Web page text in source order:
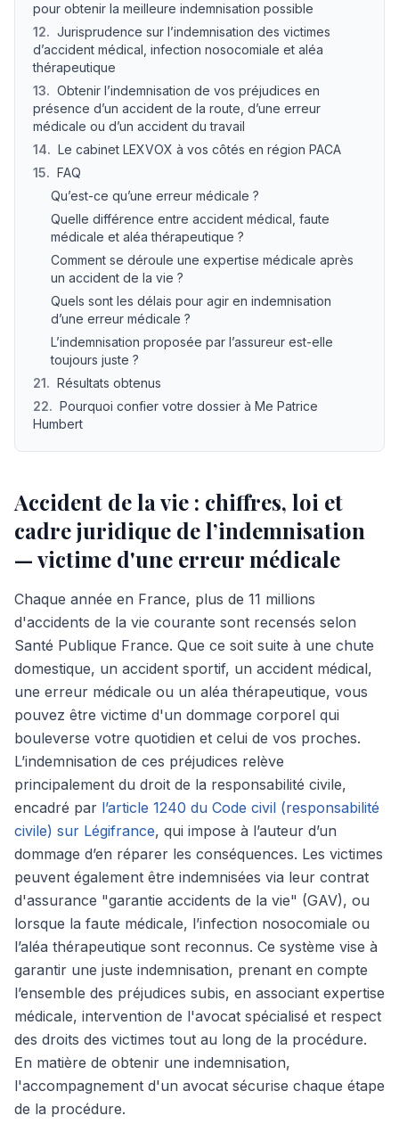
pour obtenir la meilleure indemnisation possible
12. Jurisprudence sur l’indemnisation des victimes
d’accident médical, infection nosocomiale et aléa
thérapeutique
13. Obtenir l’indemnisation de vos préjudices en
présence d’un accident de la route, d’une erreur
médicale ou d’un accident du travail
14. Le cabinet LEXVOX à vos côtés en région PACA
15. FAQ
Qu’est-ce qu’une erreur médicale ?
Quelle différence entre accident médical, faute
médicale et aléa thérapeutique ?
Comment se déroule une expertise médicale après
un accident de la vie ?
Quels sont les délais pour agir en indemnisation
d’une erreur médicale ?
L’indemnisation proposée par l’assureur est-elle
toujours juste ?
21. Résultats obtenus
22. Pourquoi confier votre dossier à Me Patrice
Humbert
Accident de la vie : chiffres, loi et
cadre juridique de l’indemnisation
— victime d'une erreur médicale
Chaque année en France, plus de 11 millions
d'accidents de la vie courante sont recensés selon
Santé Publique France. Que ce soit suite à une chute
domestique, un accident sportif, un accident médical,
une erreur médicale ou un aléa thérapeutique, vous
pouvez être victime d'un dommage corporel qui
bouleverse votre quotidien et celui de vos proches.
L’indemnisation de ces préjudices relève
principalement du droit de la responsabilité civile,
encadré par l’article 1240 du Code civil (responsabilité
civile) sur Légifrance, qui impose à l’auteur d’un
dommage d’en réparer les conséquences. Les victimes
peuvent également être indemnisées via leur contrat
d'assurance "garantie accidents de la vie" (GAV), ou
lorsque la faute médicale, l’infection nosocomiale ou
l’aléa thérapeutique sont reconnus. Ce système vise à
garantir une juste indemnisation, prenant en compte
l’ensemble des préjudices subis, en associant expertise
médicale, intervention de l'avocat spécialisé et respect
des droits des victimes tout au long de la procédure.
En matière de obtenir une indemnisation,
l'accompagnement d'un avocat sécurise chaque étape
de la procédure.